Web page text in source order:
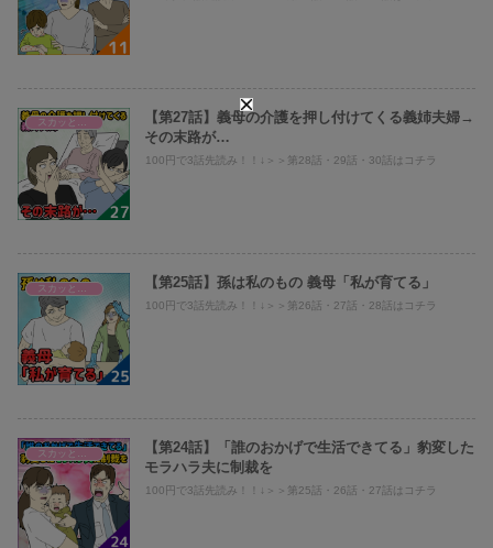
スカッとまり子@義母、旦那への仕返し
【第27話】義母の介護を押し付けてくる義姉夫婦→
その末路が…
100円で3話先読み！！↓＞＞第28話・29話・30話はコチラ
【第25話】孫は私のもの 義母「私が育てる」
100円で3話先読み！！↓＞＞第26話・27話・28話はコチラ
【第24話】「誰のおかげで生活できてる」豹変した
モラハラ夫に制裁を
100円で3話先読み！！↓＞＞第25話・26話・27話はコチラ